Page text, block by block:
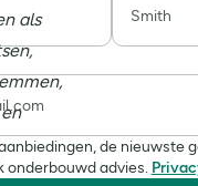
als
de nieuwste
advies.